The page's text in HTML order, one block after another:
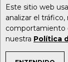
Este sitio web
analizar el
comportamiento
nuestra Política